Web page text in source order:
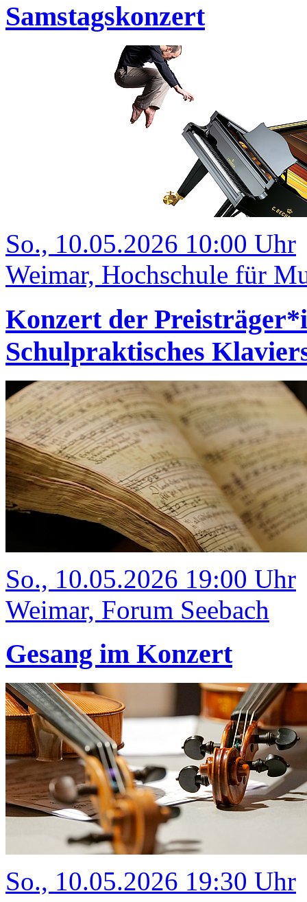
Samstagskonzert
So., 10.05.2026 10:00 Uhr
Weimar, Hochschule für
Konzert der
Schulpraktisches
So., 10.05.2026 19:00 Uhr
Weimar, Forum Seebach
Gesang im Konzert
So., 10.05.2026 19:30 Uhr